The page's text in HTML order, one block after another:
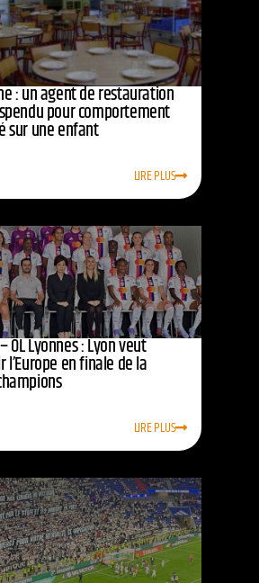
: un agent de restauration
pour comportement
sur une enfant
LIRE PLUS
OL Lyonnes : Lyon veut
l’Europe en finale de la
LIRE PLUS